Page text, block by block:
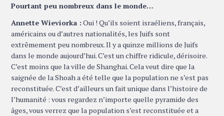
Pourtant peu nombreux dans le monde…
Annette Wieviorka : Oui ! Qu’ils soient israéliens, français,
américains ou d’autres nationalités, les Juifs sont
extrêmement peu nombreux. Il y a quinze millions de Juifs
dans le monde aujourd’hui. C’est un chiffre ridicule, dérisoire.
C’est moins que la ville de Shanghai. Cela veut dire que la
saignée de la Shoah a été telle que la population ne s’est pas
reconstituée. C’est d’ailleurs un fait unique dans l’histoire de
l’humanité : vous regardez n’importe quelle pyramide des
âges, vous verrez que la population s’est reconstituée et a